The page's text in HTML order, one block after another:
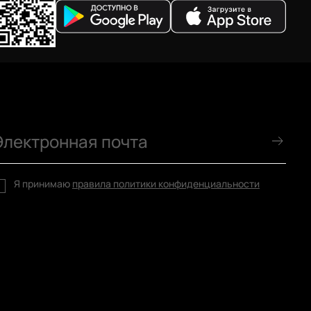
Я принимаю правила политики конфиденциальности